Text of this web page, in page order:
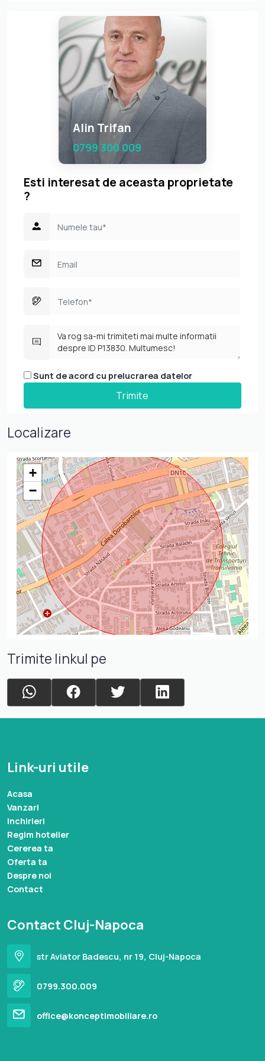
Alin Trifan
0799 300 009
Esti interesat de aceasta proprietate
?
Sunt de acord cu prelucrarea datelor
Localizare
+
−
Trimite linkul pe
Link-uri utile
Acasa
Vanzari
Inchirieri
Regim hotelier
Cererea ta
Oferta ta
Despre noi
Contact
Contact Cluj-Napoca
str Aviator Badescu, nr 19, Cluj-Napoca
0799.300.009
office@konceptimobiliare.ro